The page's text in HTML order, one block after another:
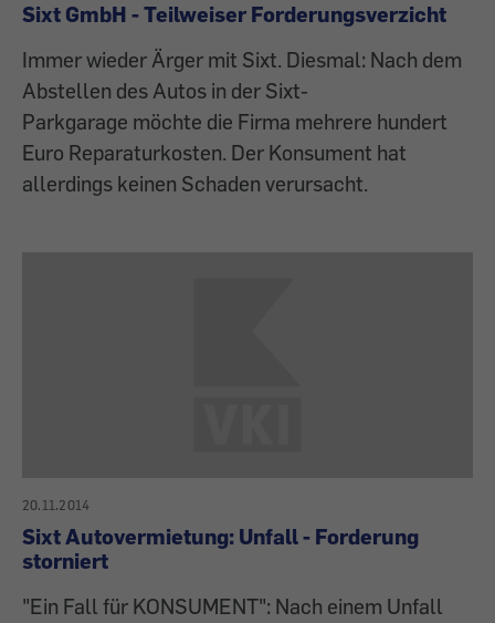
Sixt GmbH - Teilweiser Forderungsverzicht
Immer wieder Ärger mit Sixt. Diesmal: Nach dem
Abstellen des Autos in der Sixt-
Parkgarage möchte die Firma mehrere hundert
Euro Reparaturkosten. Der Konsument hat
allerdings keinen Schaden verursacht.
20.11.2014
Sixt Autovermietung: Unfall - Forderung
storniert
"Ein Fall für KONSUMENT": Nach einem Unfall